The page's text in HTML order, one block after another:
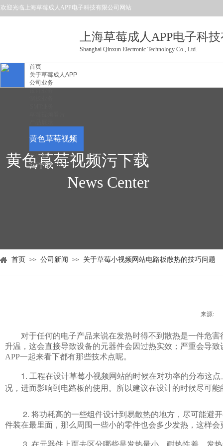
欢迎光临上海草莓成人APP电子科技有限公司 网站
上海草莓成人APP电子科
Shanghai Qinxun Electronic Technology Co., Ltd.
首页
关于草莓成人APP
公司业务
黄色草莓视频
污下载
在线留言
联系草莓成人APP
黄色草莓视频污下载
News Center
首页 >> 公司新闻 >> 关于草莓小视频网站电路板散热的技巧问题
来源:
对于任何的电子产品来说在发热时得不到散热是一件危害很
升温，这会直接导致设备的元器件会因过热实效；严重会导
APP一起来看下都有那些技术点呢。
1. 工程在设计草莓小视频网站的时候在对功率的分布这点
况，进而影响到电路板的使用。所以建议在设计的时候尽可
2. 将功耗高的一些组件设计到易散热的地方，尽可能
件装在最里面，那么周围一些小的零件也会多少发热，这样
在元器件上面去区分哪些是发热量小，耐热性差，发